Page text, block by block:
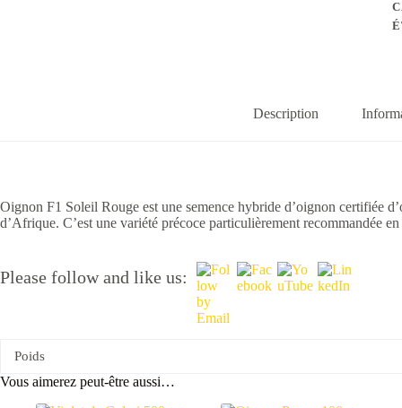
Description
Oignon F1 Soleil Rouge est une semence hybride d’oignon certifiée
d’Afrique. C’est une variété précoce particulièrement recommandée
Please follow and like us:
Poids
Vous aimerez peut-être aussi…